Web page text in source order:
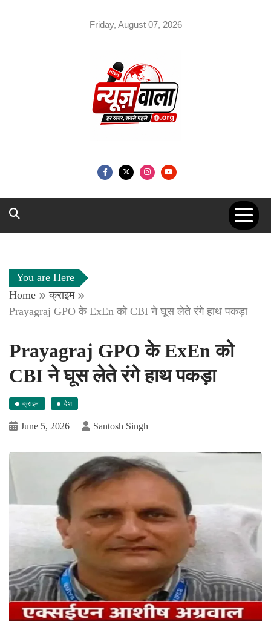
Friday, August 07, 2026
You are Here
Home
क्राइम
Prayagraj GPO के ExEn को CBI ने घूस लेते रंगे हाथ पकड़ा
Prayagraj GPO के ExEn को
CBI ने घूस लेते रंगे हाथ पकड़ा
क्राइम देश
June 5, 2026 Santosh Singh